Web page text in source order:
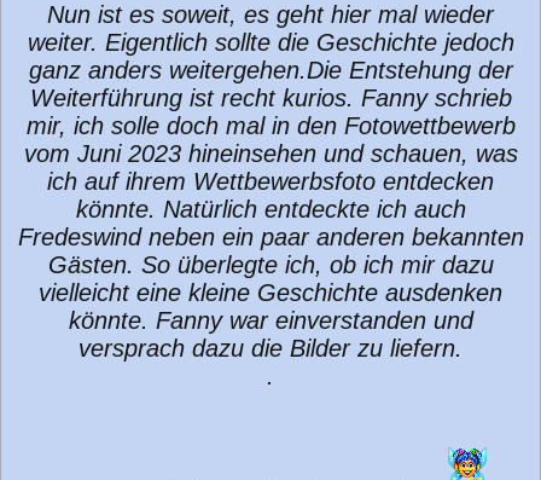
Nun ist es soweit, es geht hier mal wieder
weiter. Eigentlich sollte die Geschichte jedoch
ganz anders weitergehen.Die Entstehung der
Weiterführung ist recht kurios. Fanny schrieb
mir, ich solle doch mal in den Fotowettbewerb
vom Juni 2023 hineinsehen und schauen, was
ich auf ihrem Wettbewerbsfoto entdecken
könnte. Natürlich entdeckte ich auch
Fredeswind neben ein paar anderen bekannten
Gästen. So überlegte ich, ob ich mir dazu
vielleicht eine kleine Geschichte ausdenken
könnte. Fanny war einverstanden und
versprach dazu die Bilder zu liefern.
.